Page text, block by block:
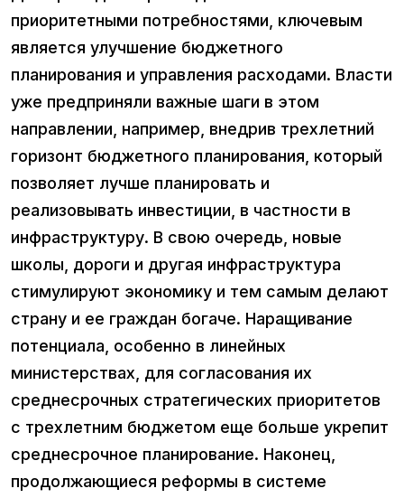
приоритетными потребностями, ключевым
является улучшение бюджетного
планирования и управления расходами. Власти
уже предприняли важные шаги в этом
направлении, например, внедрив трехлетний
горизонт бюджетного планирования, который
позволяет лучше планировать и
реализовывать инвестиции, в частности в
инфраструктуру. В свою очередь, новые
школы, дороги и другая инфраструктура
стимулируют экономику и тем самым делают
страну и ее граждан богаче. Наращивание
потенциала, особенно в линейных
министерствах, для согласования их
среднесрочных стратегических приоритетов
с трехлетним бюджетом еще больше укрепит
среднесрочное планирование. Наконец,
продолжающиеся реформы в системе